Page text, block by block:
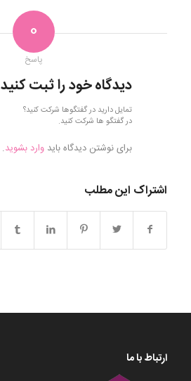
0
پاسخ
دیدگاه خود را ثبت کنید
تمایل دارید در گفتگوها شرکت کنید؟
در گفتگو ها شرکت کنید.
برای نوشتن دیدگاه باید وارد بشوید.
اشتراک این مطلب
ارتباط با ما